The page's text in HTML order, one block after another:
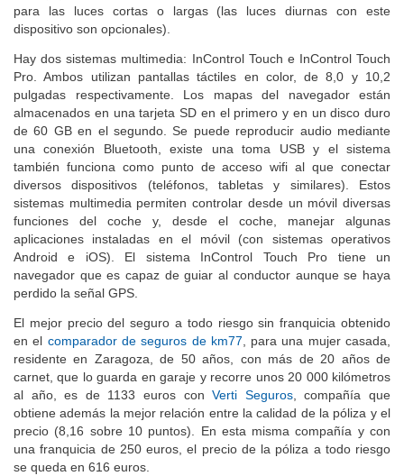
para las luces cortas o largas (las luces diurnas con este
dispositivo son opcionales).
Hay dos sistemas multimedia: InControl Touch e InControl Touch
Pro. Ambos utilizan pantallas táctiles en color, de 8,0 y 10,2
pulgadas respectivamente. Los mapas del navegador están
almacenados en una tarjeta SD en el primero y en un disco duro
de 60 GB en el segundo. Se puede reproducir audio mediante
una conexión Bluetooth, existe una toma USB y el sistema
también funciona como punto de acceso wifi al que conectar
diversos dispositivos (teléfonos, tabletas y similares). Estos
sistemas multimedia permiten controlar desde un móvil diversas
funciones del coche y, desde el coche, manejar algunas
aplicaciones instaladas en el móvil (con sistemas operativos
Android e iOS). El sistema InControl Touch Pro tiene un
navegador que es capaz de guiar al conductor aunque se haya
perdido la señal GPS.
El mejor precio del seguro a todo riesgo sin franquicia obtenido
en el comparador de seguros de km77, para una mujer casada,
residente en Zaragoza, de 50 años, con más de 20 años de
carnet, que lo guarda en garaje y recorre unos 20 000 kilómetros
al año, es de 1133 euros conVerti Seguros, compañía que
obtiene además la mejor relación entre la calidad de la póliza y el
precio (8,16 sobre 10 puntos). En esta misma compañía y con
una franquicia de 250 euros, el precio de la póliza a todo riesgo
se queda en 616 euros.